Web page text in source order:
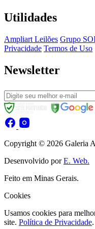
Utilidades
Ampliart Leilões Grupo
Privacidade Termos de Uso
Newsletter
Copyright © 2026 Galeria
Desenvolvido porE. Web.
Feito em Minas Gerais.
Cookies
Usamos cookies para
site. Política de Privacidade.